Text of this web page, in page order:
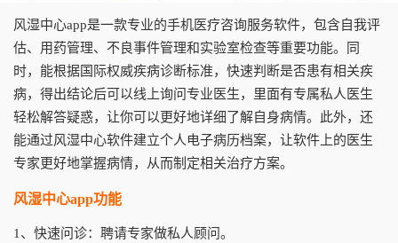
风湿中心app是一款专业的手机医疗咨询服务软件，包含自我评
估、用药管理、不良事件管理和实验室检查等重要功能。同
时，能根据国际权威疾病诊断标准，快速判断是否患有相关疾
病，得出结论后可以线上询问专业医生，里面有专属私人医生
轻松解答疑惑，让你可以更好地详细了解自身病情。此外，还
能通过风湿中心软件建立个人电子病历档案，让软件上的医生
专家更好地掌握病情，从而制定相关治疗方案。
风湿中心app功能
1、快速问诊：聘请专家做私人顾问。